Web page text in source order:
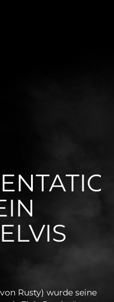
Rusty) wurde seine